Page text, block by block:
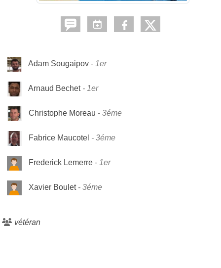
Adam Sougaipov 1er
Arnaud Bechet 1er
Christophe Moreau 3éme
Fabrice Maucotel 3éme
Frederick Lemerre 1er
Xavier Boulet 3éme
vétéran